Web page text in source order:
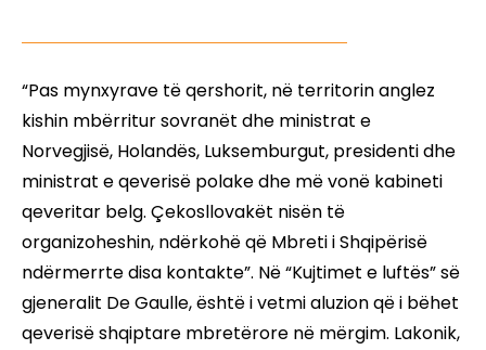
“Pas mynxyrave të qershorit, në territorin anglez
kishin mbërritur sovranët dhe ministrat e
Norvegjisë, Holandës, Luksemburgut, presidenti dhe
ministrat e qeverisë polake dhe më vonë kabineti
qeveritar belg. Çekosllovakët nisën të
organizoheshin, ndërkohë që Mbreti i Shqipërisë
ndërmerrte disa kontakte”. Në “Kujtimet e luftës” së
gjeneralit De Gaulle, është i vetmi aluzion që i bëhet
qeverisë shqiptare mbretërore në mërgim. Lakonik,